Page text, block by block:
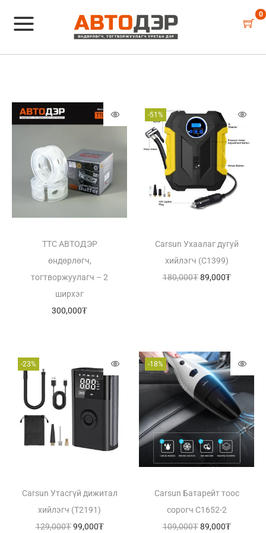
0
TTC АВТОДЭР
өндөрлөгч,
тогтворжуулагч – 2
ширхэг
300,000₮
-51%
Carsun Ухаалаг дугуй
хийлэгч (C1399)
180,000₮ 89,000₮
-23%
Carsun Утасгүй дижитал
хийлэгч (T2191)
129,000₮ 99,000₮
-18%
Carsun Батарейт тоос
сорогч C1652-2
109,000₮ 89,000₮